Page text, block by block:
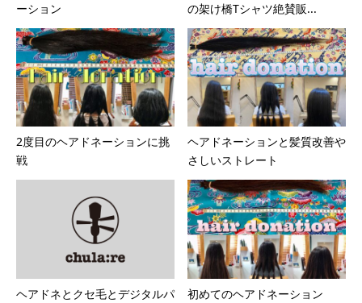
ーション
の架け橋Tシャツ絶賛販...
2度目のヘアドネーションに挑
戦
ヘアドネーションと髪質改善や
さしいストレート
ヘアドネとクセ毛とデジタルパ
初めてのヘアドネーション